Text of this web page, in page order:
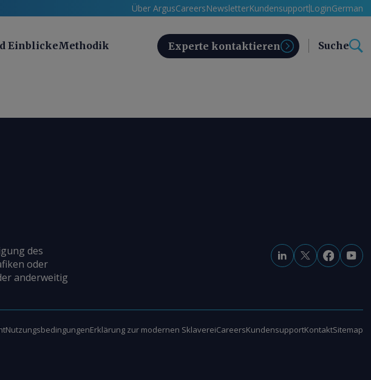
Über ArgusCareersNewsletterKundensupport LoginGerman
EinblickeMethodik Experte kontaktieren Suche
des
oder
anderweitig
NutzungsbedingungenErklärung zur modernen SklavereiCareersKundensupportKontaktSitemap